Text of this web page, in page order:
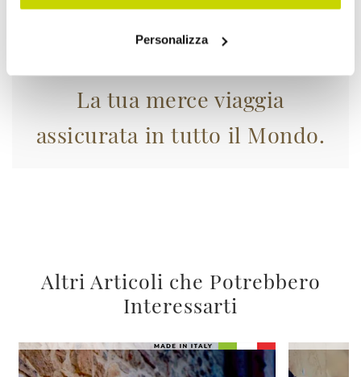
Personalizza
La tua merce viaggia
assicurata in tutto il Mondo.
Altri Articoli che Potrebbero
Interessarti